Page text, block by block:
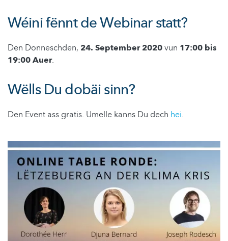
Wéini fënnt de Webinar statt?
Den Donneschden, 24. September 2020vun 17:00 bis
19:00 Auer.
Wëlls Du dobäi sinn?
Den Event ass gratis. Umelle kanns Du dech hei.